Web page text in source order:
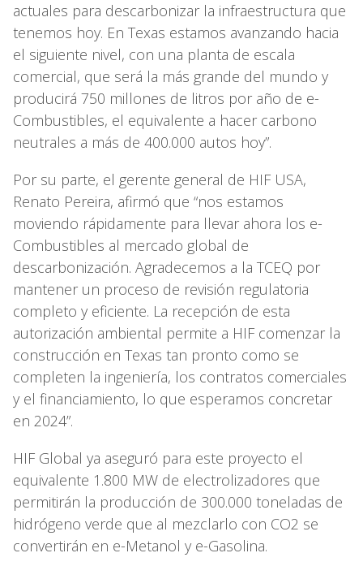
actuales para descarbonizar la infraestructura que
tenemos hoy. En Texas estamos avanzando hacia
el siguiente nivel, con una planta de escala
comercial, que será la más grande del mundo y
producirá 750 millones de litros por año de e-
Combustibles, el equivalente a hacer carbono
neutrales a más de 400.000 autos hoy”.
Por su parte, el gerente general de HIF USA,
Renato Pereira, afirmó que “nos estamos
moviendo rápidamente para llevar ahora los e-
Combustibles al mercado global de
descarbonización. Agradecemos a la TCEQ por
mantener un proceso de revisión regulatoria
completo y eficiente. La recepción de esta
autorización ambiental permite a HIF comenzar la
construcción en Texas tan pronto como se
completen la ingeniería, los contratos comerciales
y el financiamiento, lo que esperamos concretar
en 2024”.
HIF Global ya aseguró para este proyecto el
equivalente 1.800 MW de electrolizadores que
permitirán la producción de 300.000 toneladas de
hidrógeno verde que al mezclarlo con CO2 se
convertirán en e-Metanol y e-Gasolina.